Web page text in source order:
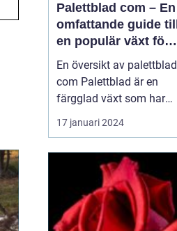
Palettblad com – En
omfattande guide till
en populär växt för
privatpersoner
En översikt av palettblad
com Palettblad är en
färgglad växt som har
blivit väldigt populär
bland
inom inredning. En
växthusodlare i USA,
Walter Turner, har
utvecklat en
17 januari 2024